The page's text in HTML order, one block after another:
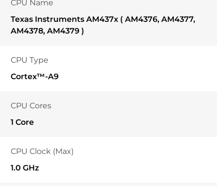
CPU Name
Texas Instruments AM437x ( AM4376, AM4377,
AM4378, AM4379 )
CPU Type
Cortex™-A9
CPU Cores
1 Core
CPU Clock (Max)
1.0 GHz